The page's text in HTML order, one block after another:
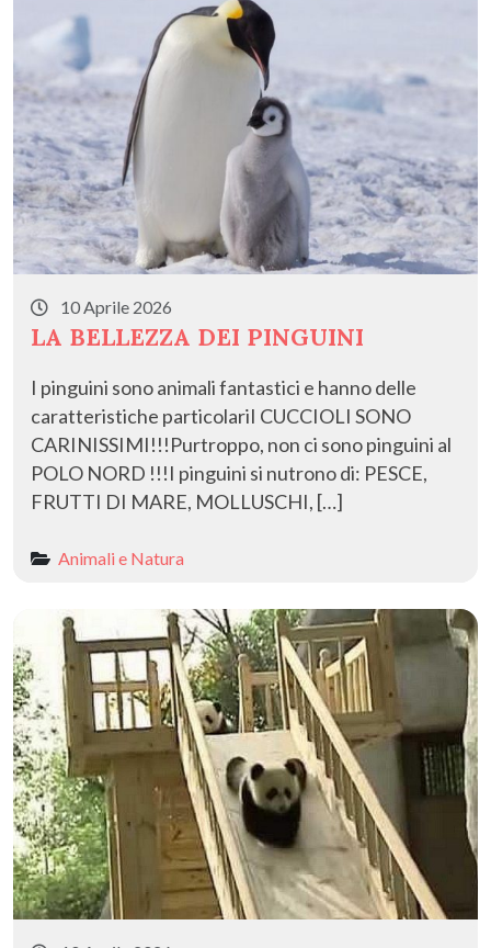
10 Aprile 2026
LA BELLEZZA DEI PINGUINI
I pinguini sono animali fantastici e hanno delle
caratteristiche particolariI CUCCIOLI SONO
CARINISSIMI!!!Purtroppo, non ci sono pinguini al
POLO NORD !!!I pinguini si nutrono di: PESCE,
FRUTTI DI MARE, MOLLUSCHI, […]
Animali e Natura